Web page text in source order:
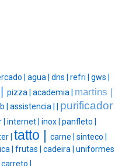
| agua | dns | refri | gws |
pizza | academia | martins |
| assistencia |
purificador
internet | inox | panfleto |
| tatto | carne | sinteco |
| frutas | cadeira | uniformes
carreto |